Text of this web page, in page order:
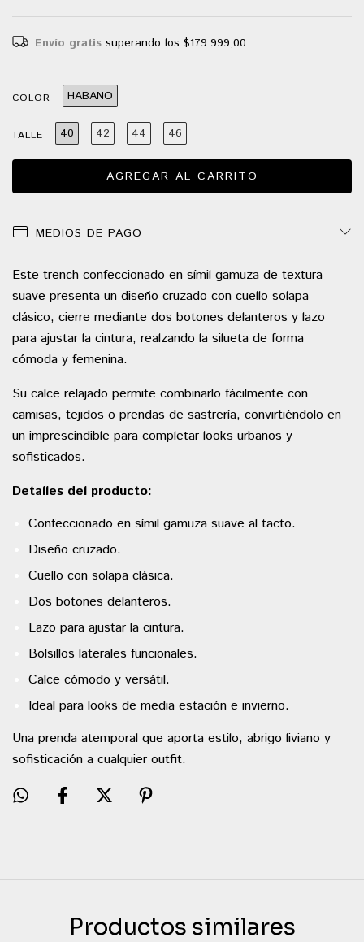
Envío gratis superando los $179.999,00
COLOR HABANO
TALLE 40 42 44 46
MEDIOS DE PAGO
Este trench confeccionado en símil gamuza de textura
suave presenta un diseño cruzado con cuello solapa
clásico, cierre mediante dos botones delanteros y lazo
para ajustar la cintura, realzando la silueta de forma
cómoda y femenina.
Su calce relajado permite combinarlo fácilmente con
camisas, tejidos o prendas de sastrería, convirtiéndolo en
un imprescindible para completar looks urbanos y
sofisticados.
Detalles del producto:
Confeccionado en símil gamuza suave al tacto.
Diseño cruzado.
Cuello con solapa clásica.
Dos botones delanteros.
Lazo para ajustar la cintura.
Bolsillos laterales funcionales.
Calce cómodo y versátil.
Ideal para looks de media estación e invierno.
Una prenda atemporal que aporta estilo, abrigo liviano y
sofisticación a cualquier outfit.
Productos similares